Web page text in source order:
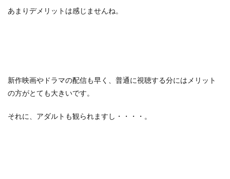
あまりデメリットは感じませんね。
新作映画やドラマの配信も早く、普通に視聴する分にはメリット
の方がとても大きいです。
それに、アダルトも観られますし・・・・。